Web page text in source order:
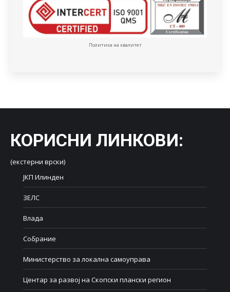
Политика на квалитет
КОРИСНИ ЛИНКОВИ:
(екстерни врски)
ЈКП Илинден
ЗЕЛС
Влада
Собрание
Министерство за локална самоуправа
Центар за развој на Скопски плански регион